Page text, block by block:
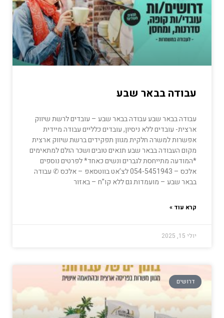
עבודה בבאר שבע
עבודה בבאר שבע עבודה בבאר שבע – עובדים לרשת שיווק
ארצית- עובדים ללא ניסיון, עובדים כלליים עבודה מיידית
אפשרות למשרה חלקית מגוון תפקידים ברשת שיווק ארצית
מקום העבודה בבאר שבע תנאים טובים ושכר הולם למתאימים
*המודעה מתייחסת לגברים ונשים כאחד* לפרטים נוספים
אלכס – 054-5451943 לצ’אט בווטסאפ – אלכס ✆ עבודה
בבאר שבע – מועמדות גם ללא קו”ח – באזור
קרא עוד »
יולי 15, 2025
דרושים